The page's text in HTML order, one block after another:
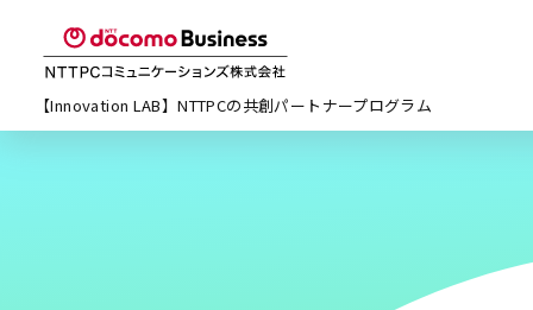
【Innovation LAB】NTTPCの共創パートナープログラム